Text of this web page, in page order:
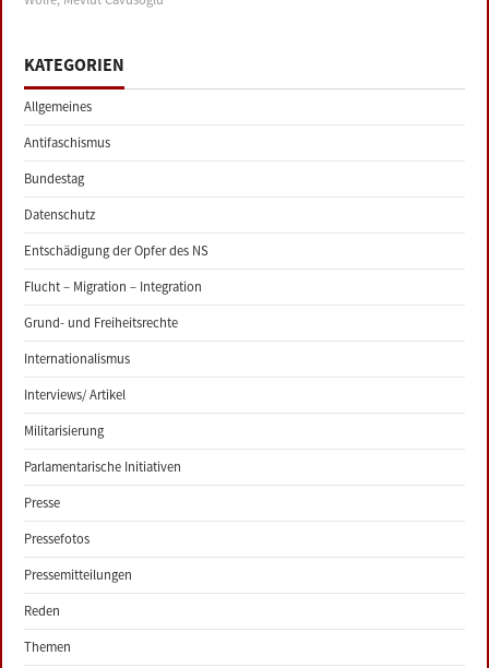
KATEGORIEN
Allgemeines
Antifaschismus
Bundestag
Datenschutz
Entschädigung der Opfer des NS
Flucht – Migration – Integration
Grund- und Freiheitsrechte
Internationalismus
Interviews/ Artikel
Militarisierung
Parlamentarische Initiativen
Presse
Pressefotos
Pressemitteilungen
Reden
Themen